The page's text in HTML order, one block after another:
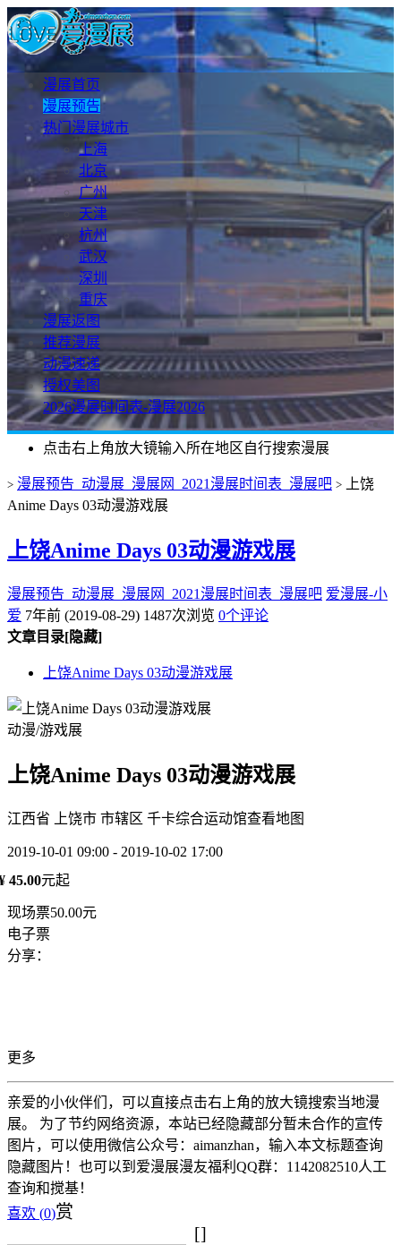
漫展首页
漫展预告
热门漫展城市
上海
北京
广州
天津
杭州
武汉
深圳
重庆
漫展返图
推荐漫展
动漫速递
授权美图
2026漫展时间表-漫展2026
点击右上角放大镜输入所在地区自行搜索漫展
> 漫展预告_动漫展_漫展网_2021漫展时间表_漫展吧 >
上饶
Anime Days 03动漫游戏展
上饶Anime Days 03动漫游戏展
漫展预告_动漫展_漫展网_2021漫展时间表_漫展吧 爱漫展-小
爱 7年前 (2019-08-29) 1487次浏览 0个评论
文章目录[隐藏]
上饶Anime Days 03动漫游戏展
动漫/游戏展
上饶Anime Days 03动漫游戏展
江西省 上饶市 市辖区 千卡综合运动馆查看地图
2019-10-01 09:00 - 2019-10-02 17:00
45.00元起
现场票50.00元
电子票
分享：
更多
亲爱的小伙伴们，可以直接点击右上角的放大镜搜索当地漫
展。 为了节约网络资源，本站已经隐藏部分暂未合作的宣传
图片，可以使用微信公众号：aimanzhan，输入本文标题查询
隐藏图片！也可以到爱漫展漫友福利QQ群：1142082510人工
查询和搅基！
喜欢 (0)赏
[]